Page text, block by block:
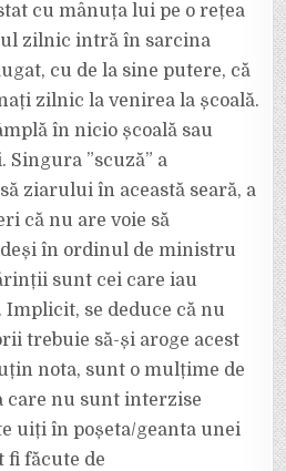
cu mânuța lui pe o rețea
zilnic intră în sarcina
cu de la sine putere, că
zilnic la venirea la școală.
în nicio școală sau
”scuză” a
ziarului în această seară, a
că nu are voie să
în ordinul de ministru
sunt cei care iau
se deduce că nu
trebuie să-și aroge acest
nota, sunt o mulțime de
care nu sunt interzise
uiți în poșeta/geanta unei
fi făcute de